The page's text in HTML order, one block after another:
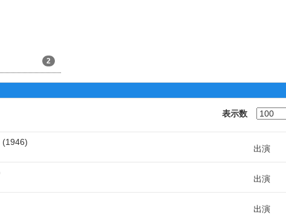
2
表示数
1946
出演
出演
出演